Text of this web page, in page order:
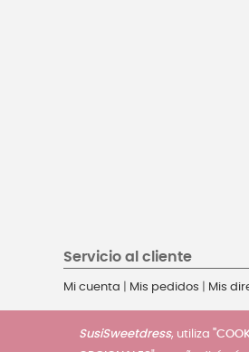
Servicio al cliente
Mi cuenta Mis pedidos Mis
SusiSweetdress, utiliza